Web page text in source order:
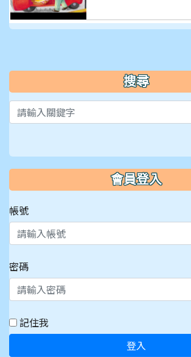
搜尋
會員登入
帳號
密碼
記住我
登入